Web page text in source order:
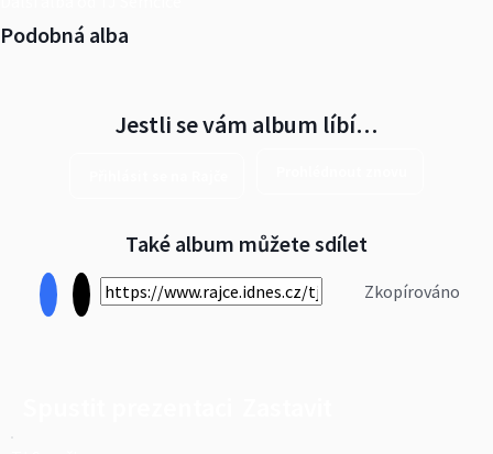
Podobná alba
Jestli se vám album líbí…
Také album můžete sdílet
Zkopírováno